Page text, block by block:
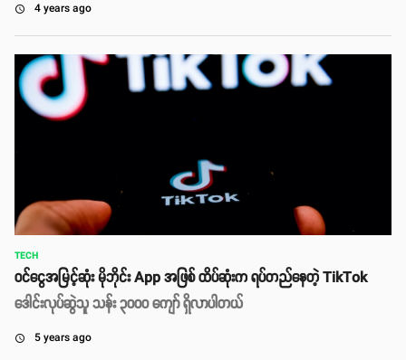
access_time 4 years ago
TECH
ဝင်ငွေအမြင့်ဆုံး မိုဘိုင်း App အဖြစ် ထိပ်ဆုံးက ရပ်တည်နေတဲ့ TikTok
ဒေါင်းလုပ်ဆွဲသူ သန်း ၃၀၀၀ ကျော် ရှိလာပါတယ်
access_time 5 years ago